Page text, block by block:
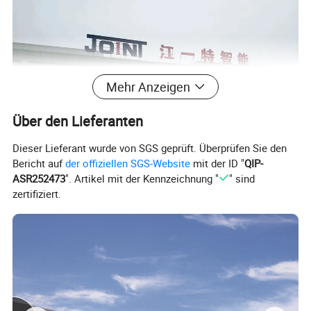
CNC-Feder-Wickelmaschine Spannfeder,
die Maschine herstellt
Mehr Anzeigen
Über den Lieferanten
Dieser Lieferant wurde von SGS geprüft. Überprüfen Sie den
Bericht aufder offiziellen SGS-Website mit der ID "QIP-
ASR252473". Artikel mit der Kennzeichnung "
" sind
zertifiziert.